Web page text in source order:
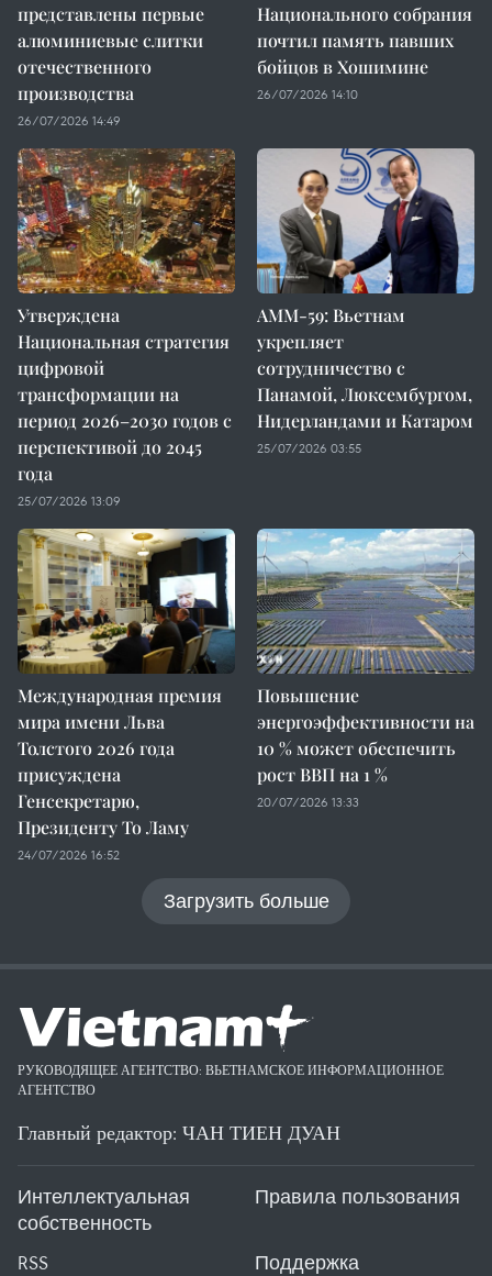
представлены первые
алюминиевые слитки
отечественного
производства
26/07/2026 14:49
Национального собрания
почтил память павших
бойцов в Хошимине
26/07/2026 14:10
Утверждена
Национальная стратегия
цифровой
трансформации на
период 2026–2030 годов с
перспективой до 2045
года
25/07/2026 13:09
AMM-59: Вьетнам
укрепляет
сотрудничество с
Панамой, Люксембургом,
Нидерландами и Катаром
25/07/2026 03:55
Международная премия
мира имени Льва
Толстого 2026 года
присуждена
Генсекретарю,
Президенту То Ламу
24/07/2026 16:52
Повышение
энергоэффективности на
10 % может обеспечить
рост ВВП на 1 %
20/07/2026 13:33
Загрузить больше
РУКОВОДЯЩЕЕ АГЕНТСТВО: ВЬЕТНАМСКОЕ ИНФОРМАЦИОННОЕ
АГЕНТСТВО
Главный редактор: ЧАН ТИЕН ДУАН
Интеллектуальная
собственность
Правила пользования
RSS Поддержка